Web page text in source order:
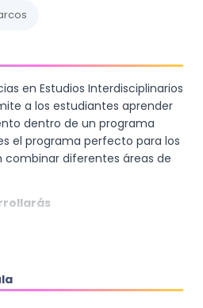
en Estudios Interdisciplinarios
a los estudiantes aprender
dentro de un programa
el programa perfecto para los
combinar diferentes áreas de